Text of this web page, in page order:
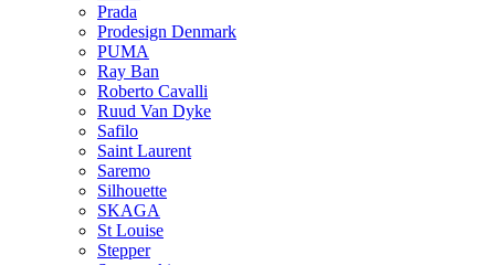
Prada
Prodesign Denmark
PUMA
Ray Ban
Roberto Cavalli
Ruud Van Dyke
Safilo
Saint Laurent
Saremo
Silhouette
SKAGA
St Louise
Stepper